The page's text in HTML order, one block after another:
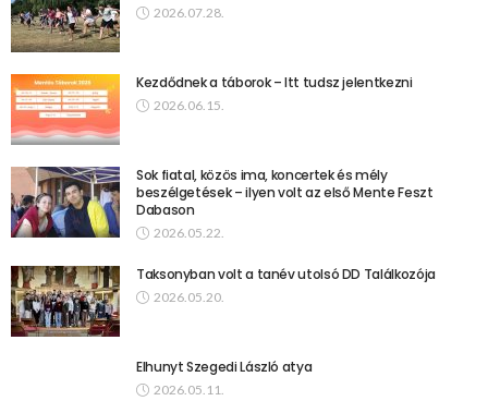
2026.07.28.
Kezdődnek a táborok – Itt tudsz jelentkezni
2026.06.15.
Sok fiatal, közös ima, koncertek és mély
beszélgetések – ilyen volt az első Mente Feszt
Dabason
2026.05.22.
Taksonyban volt a tanév utolsó DD Találkozója
2026.05.20.
Elhunyt Szegedi László atya
2026.05.11.